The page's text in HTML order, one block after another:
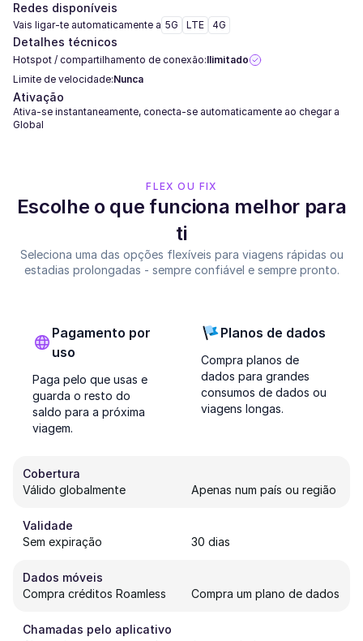
Redes disponíveis
Vais ligar-te automaticamente a 5G LTE 4G
Detalhes técnicos
Hotspot / compartilhamento de conexão:Ilimitado
Limite de velocidade:Nunca
Ativação
Ativa-se instantaneamente, conecta-se automaticamente ao chegar a
Global
FLEX OU FIX
Escolhe o que funciona melhor para
ti
Seleciona uma das opções flexíveis para viagens rápidas ou
estadias prolongadas - sempre confiável e sempre pronto.
Pagamento por
uso
Paga pelo que usas e
guarda o resto do
saldo para a próxima
viagem.
Planos de dados
Compra planos de
dados para grandes
consumos de dados ou
viagens longas.
Cobertura
Válido globalmente
Apenas num país ou região
Validade
Sem expiração
30 dias
Dados móveis
Compra créditos Roamless
Compra um plano de dados
Chamadas pelo aplicativo